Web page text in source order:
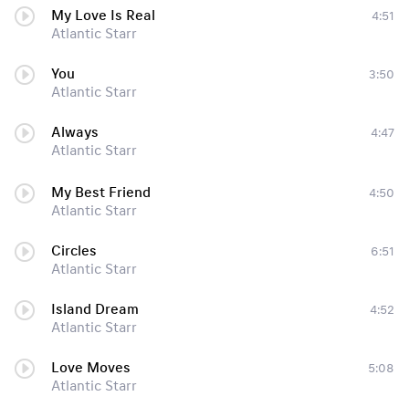
My Love Is Real
Atlantic Starr
4:51
You
Atlantic Starr
3:50
Always
Atlantic Starr
4:47
My Best Friend
Atlantic Starr
4:50
Circles
Atlantic Starr
6:51
Island Dream
Atlantic Starr
4:52
Love Moves
Atlantic Starr
5:08